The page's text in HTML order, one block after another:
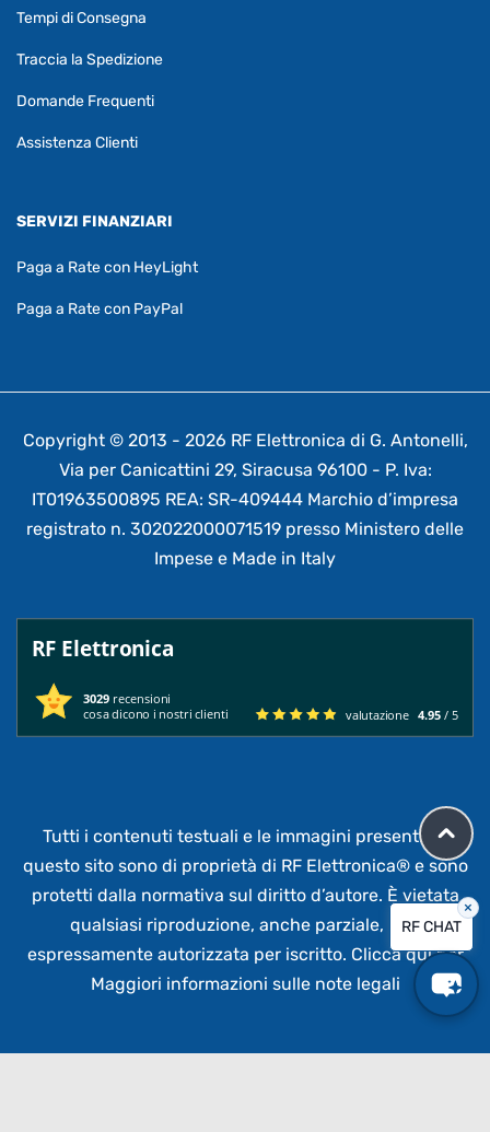
Tempi di Consegna
Traccia la Spedizione
Domande Frequenti
Assistenza Clienti
SERVIZI FINANZIARI
Paga a Rate con HeyLight
Paga a Rate con PayPal
Copyright © 2013 - 2026 RF Elettronica di G. Antonelli,
Via per Canicattini 29, Siracusa 96100 - P. Iva:
IT01963500895 REA: SR-409444 Marchio d’impresa
registrato n. 302022000071519 presso Ministero delle
Impese e Made in Italy
RF Elettronica
3029 recensioni
cosa dicono i nostri clienti
valutazione 4.95 / 5
Tutti i contenuti testuali e le immagini presenti su
questo sito sono di proprietà di RF Elettronica® e sono
protetti dalla normativa sul diritto d’autore. È vietata
qualsiasi riproduzione, anche parziale,
non
espressamente autorizzata per iscritto. Clicca qui per
Maggiori informazioni sulle note legali
RF CHAT
×